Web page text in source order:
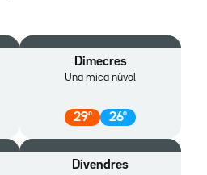
Dimecres
Una mica núvol
29º 26º
Divendres